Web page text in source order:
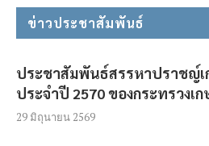
ข่าวประชาสัมพันธ์
ประชาสัมพันธ์สรรหาปราชญ์
ประจำปี 2570 ของกระทรวงเ
29 มิถุนายน 2569